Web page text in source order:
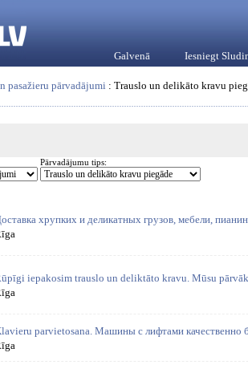
Galvenā Iesniegt
pasažieru pārvadājumi : Trauslo un delikāto kravu
Pārvadājumu tips:
хрупких и деликатных грузов, мебели,
iepakosim trauslo un deliktāto kravu. Mūsu
parvietosana. Машины с лифтами качественно